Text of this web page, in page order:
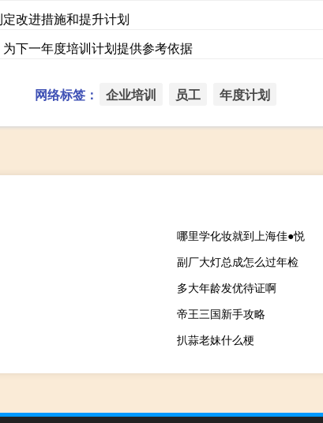
改进措施和提升计划
下一年度培训计划提供参考依据
网络标签： 企业培训 员工 年度计划
哪里学化妆就到上海佳●悦
副厂大灯总成怎么过年检
多大年龄发优待证啊
帝王三国新手攻略
扒蒜老妹什么梗